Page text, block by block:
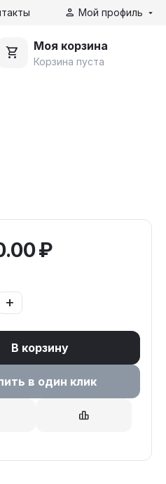
Мой профиль
Моя корзина
Корзина пуста
₽
+
В корзину
в один клик